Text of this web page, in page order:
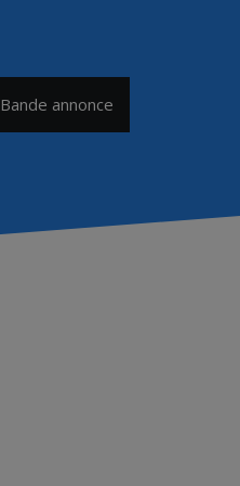
Bande annonce